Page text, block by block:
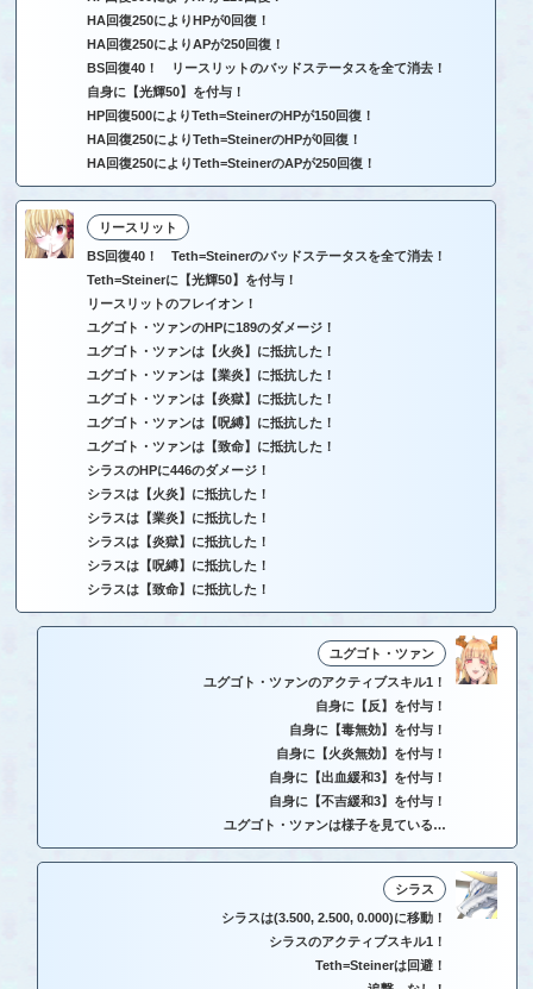
HA回復250によりHPが0回復！
HA回復250によりAPが250回復！
BS回復40！ リースリットのバッドステータスを全て消去！
自身に【光輝50】を付与！
HP回復500によりTeth=SteinerのHPが150回復！
HA回復250によりTeth=SteinerのHPが0回復！
HA回復250によりTeth=SteinerのAPが250回復！
リースリット
BS回復40！ Teth=Steinerのバッドステータスを全て消去！
Teth=Steinerに【光輝50】を付与！
リースリットのフレイオン！
ユグゴト・ツァンのHPに189のダメージ！
ユグゴト・ツァンは【火炎】に抵抗した！
ユグゴト・ツァンは【業炎】に抵抗した！
ユグゴト・ツァンは【炎獄】に抵抗した！
ユグゴト・ツァンは【呪縛】に抵抗した！
ユグゴト・ツァンは【致命】に抵抗した！
シラスのHPに446のダメージ！
シラスは【火炎】に抵抗した！
シラスは【業炎】に抵抗した！
シラスは【炎獄】に抵抗した！
シラスは【呪縛】に抵抗した！
シラスは【致命】に抵抗した！
ユグゴト・ツァン
ユグゴト・ツァンのアクティブスキル1！
自身に【反】を付与！
自身に【毒無効】を付与！
自身に【火炎無効】を付与！
自身に【出血緩和3】を付与！
自身に【不吉緩和3】を付与！
ユグゴト・ツァンは様子を見ている…
シラス
シラスは(3.500, 2.500, 0.000)に移動！
シラスのアクティブスキル1！
Teth=Steinerは回避！